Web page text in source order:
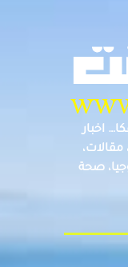
اخبار
مقالات،
صحة